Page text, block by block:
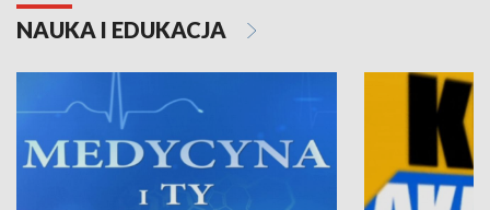
NAUKA I EDUKACJA